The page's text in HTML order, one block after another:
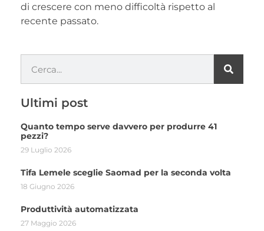
di crescere con meno difficoltà rispetto al
recente passato.
Ultimi post
Quanto tempo serve davvero per produrre 41
pezzi?
29 Luglio 2026
Tifa Lemele sceglie Saomad per la seconda volta
18 Giugno 2026
Produttività automatizzata
27 Maggio 2026